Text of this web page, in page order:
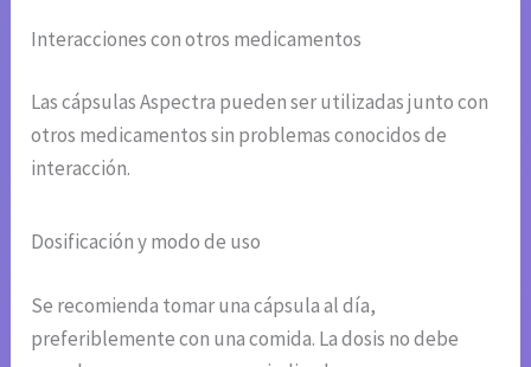
Interacciones con otros medicamentos
Las cápsulas Aspectra pueden ser utilizadas junto con
otros medicamentos sin problemas conocidos de
interacción.
Dosificación y modo de uso
Se recomienda tomar una cápsula al día,
preferiblemente con una comida. La dosis no debe